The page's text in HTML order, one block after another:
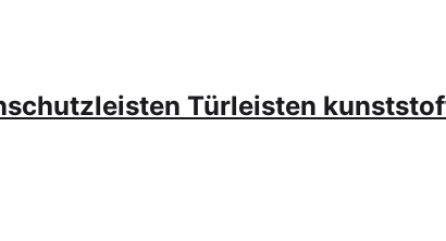
Türleisten